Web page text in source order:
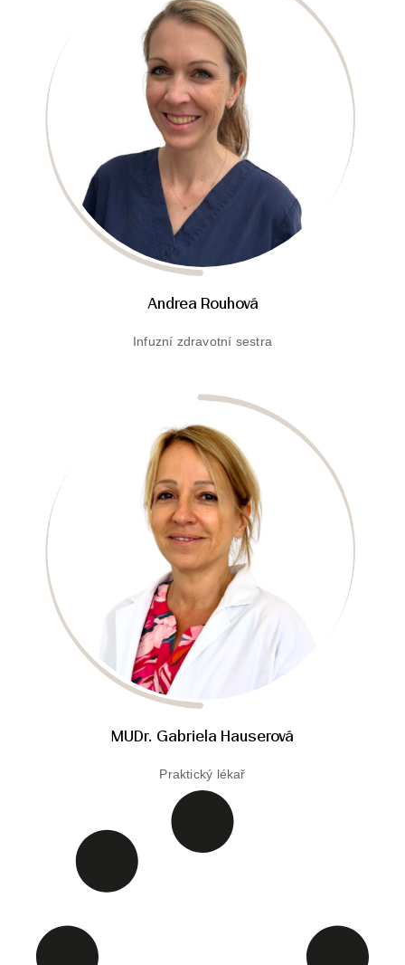
Andrea Rouhová
Infuzní zdravotní sestra
MUDr. Gabriela Hauserová
Praktický lékař